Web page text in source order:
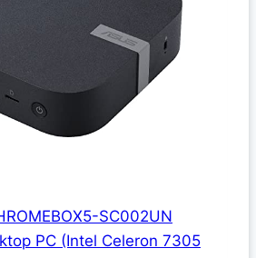
SC002UN
PC (Intel Celeron 7305